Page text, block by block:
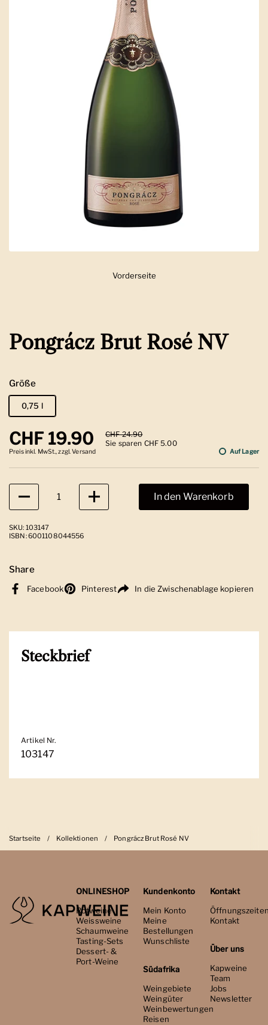
Zeige Folie 1
Vorderseite
Pongrácz Brut Rosé NV
Größe
0,75 l
Regulärer Preis
CHF 19.90 Sale-Preis
CHF 24.90
Sie sparen CHF 5.00
Preis inkl. MwSt., zzgl. Versand Auf Lager
Anzahl
In den Warenkorb
SKU: 103147
ISBN: 6001108044556
Share
Facebook Pinterest In die Zwischenablage kopieren
Steckbrief
Artikel Nr.
103147
Startseite / Kollektionen / Pongrácz Brut Rosé NV
ONLINESHOP
Rotweine
Weissweine
Schaumweine
Tasting-Sets
Dessert- &
Port-Weine
Kundenkonto
Mein Konto
Meine
Bestellungen
Wunschliste
Südafrika
Weingebiete
Weingüter
Weinbewertungen
Reisen
Kontakt
Kontakt
Über uns
Kapweine
Team
Jobs
Newsletter